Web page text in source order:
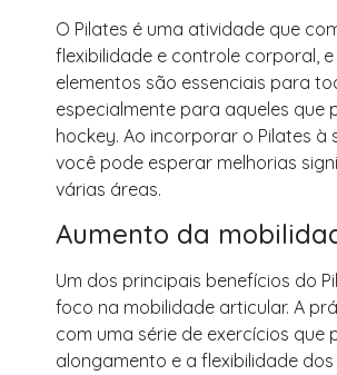
O Pilates é uma atividade que
flexibilidade e controle corporal, e
elementos são essenciais para
especialmente para aqueles que
hockey. Ao incorporar o Pilates à
você pode esperar melhorias
várias áreas.
Aumento da
Um dos principais benefícios do
foco na mobilidade articular. A
com uma série de exercícios que
alongamento e a flexibilidade dos